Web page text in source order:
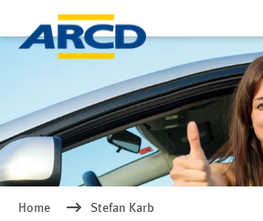
Home Stefan Karb